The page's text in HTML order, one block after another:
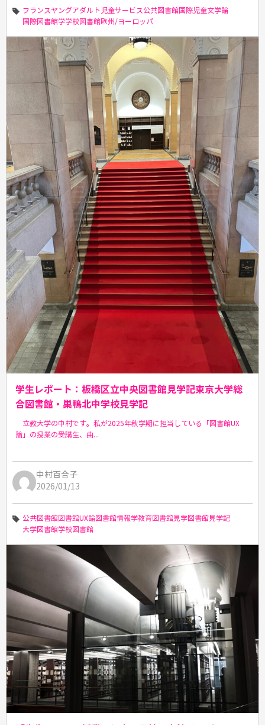
フランス ヤングアダルト 児童サービス公共図書館国際児童文学論
国際図書館学学校図書館欧州/ヨーロッパ
学生レポート：板橋区立中央図書館見学記東京大学総
合図書館・巣鴨北中学校見学記
立教大学の中村です。私が2025年秋学期に担当している「図書館UX
論」の授業の受講生、曲...
中村百合子
2026/01/13
公共図書館図書館UX論図書館情報学教育図書館見学図書館見学記
大学図書館学校図書館